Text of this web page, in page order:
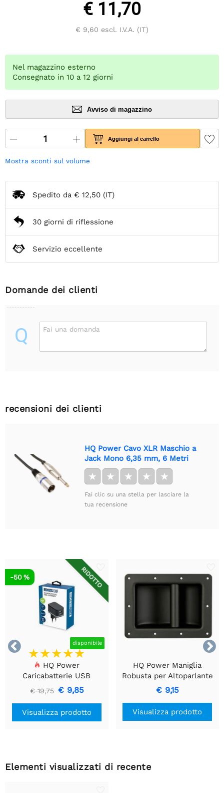
€ 11,70
€ 9,60 escl. I.V.A. (IT)
Nel magazzino esterno
Consegnato in 10 a 12 giorni
Avviso di magazzino
Aggiungi al carrello
Mostra sconti sul volume
Spedito da € 12,50 (IT)
30 giorni di riflessione
Servizio eccellente
Domande dei clienti
Q Fai una domanda
recensioni dei clienti
HQ Power Cavo XLR Maschio a
Jack Mono 6,35 mm, 6 Metri
★ ★ ★ ★ ★
Fai clic su una stella per lasciare la
tua recensione


RIDOTTO
disponibile
-50 %
HQ Power
Caricabatterie USB
compatto a 2 porte -
Ricarica intelligente da 17
W, nero
€ 19,75 € 9,85
Visualizza prodotto
HQ Power Maniglia
Robusta per Altoparlante
- Metallo Nero
€ 9,15
Visualizza prodotto
Elementi visualizzati di recente